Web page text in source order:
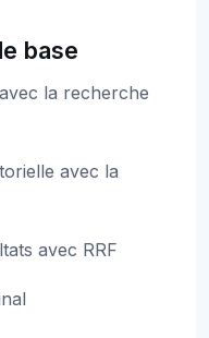
base
la recherche
avec la
avec RRF